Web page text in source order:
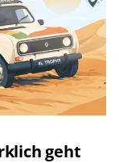
geht